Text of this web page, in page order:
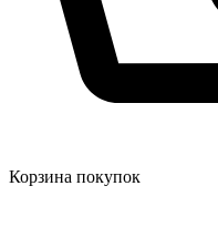
Корзина покупок